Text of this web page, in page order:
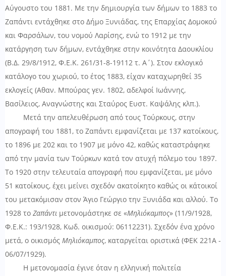
Αύγουστο του 1881. Με την δημιουργία των δήμων το 1883 το
Ζαπάντι εντάχθηκε στο Δήμο Ξυνιάδας, της Επαρχίας Δομοκού
και Φαρσάλων, του νομού Λαρίσης, ενώ το 1912 με την
κατάργηση των δήμων, εντάχθηκε στην κοινότητα Δαουκλίου
(Β.Δ. 29/8/1912, Φ.Ε.Κ. 261/31-8-19112 τ. Α΄). Στον εκλογικό
κατάλογο του χωριού, το έτος 1883, είχαν καταχωρηθεί 35
εκλογείς (Αθαν. Μπούρας γεν. 1802, αδελφοί Ιωάννης,
Βασίλειος, Αναγνώστης και Σταύρος Ευστ. Καψάλης κλπ.).
Μετά την απελευθέρωση από τους Τούρκους, στην
απογραφή του 1881, το Ζαπάντι εμφανίζεται με 137 κατοίκους,
το 1896 με 202 και το 1907 με μόνο 42, καθώς καταστράφηκε
από την μανία των Τούρκων κατά τον ατυχή πόλεμο του 1897.
Το 1920 στην τελευταία απογραφή που εμφανίζεται, με μόνο
51 κατοίκους, έχει μείνει σχεδόν ακατοίκητο καθώς οι κάτοικοί
του μετακόμισαν στον Άγιο Γεώργιο την Ξυνιάδα και αλλού. Το
1928 το Ζαπάντι μετονομάστηκε σε «Μηλιόκαμπος» (11/9/1928,
Φ.Ε.Κ.: 193/1928, Κωδ. οικισμού: 06112231). Σχεδόν ένα χρόνο
μετά, ο οικισμός Μηλιόκαμπος, καταργείται οριστικά (ΦΕΚ 221Α -
06/07/1929).
Η μετονομασία έγινε όταν η ελληνική πολιτεία